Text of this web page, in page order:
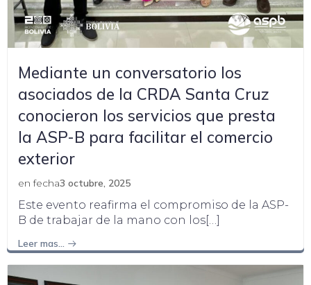
Mediante un conversatorio los
asociados de la CRDA Santa Cruz
conocieron los servicios que presta
la ASP-B para facilitar el comercio
exterior
en fecha3 octubre, 2025
Este evento reafirma el compromiso de la ASP-
B de trabajar de la mano con los[…]
Leer mas…